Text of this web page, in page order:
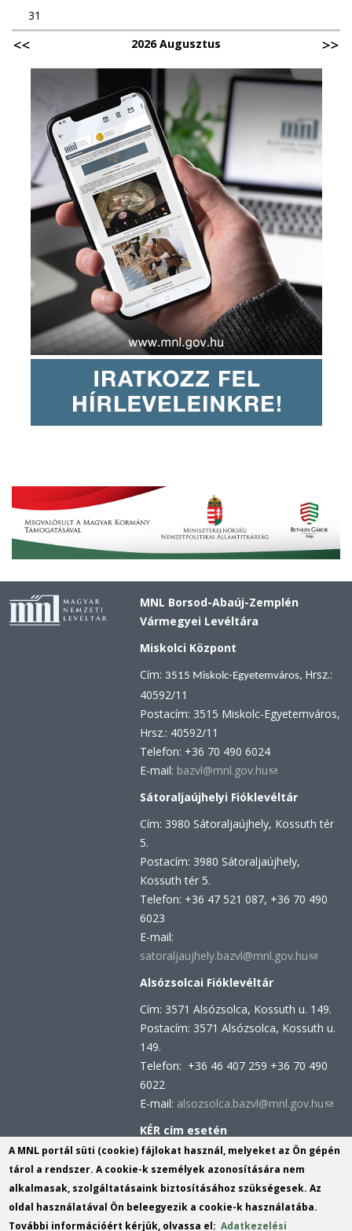
31
2026 Augusztus
MNL Borsod-Abaúj-Zemplén
Vármegyei Levéltára
Miskolci Központ
Cím: 3515 Miskolc-Egyetemváros, Hrsz.:
40592/11
Postacím: 3515 Miskolc-Egyetemváros,
Hrsz.: 40592/11
Telefon: +36 70 490 6024
E-mail: bazvl@mnl.gov.hu(link
sends
mail)
Sátoraljaújhelyi Fióklevéltár
Cím: 3980 Sátoraljaújhely, Kossuth tér
5.
Postacím: 3980 Sátoraljaújhely,
Kossuth tér 5.
Telefon: +36 47 521 087, +36 70 490
6023
E-mail:
satoraljaujhely.bazvl@mnl.gov.hu(link
mail)
Alsózsolcai Fióklevéltár
Cím: 3571 Alsózsolca, Kossuth u. 149.
Postacím: 3571 Alsózsolca, Kossuth u.
149.
Telefon: +36 46 407 259 +36 70 490
6022
E-mail: alsozsolca.bazvl@mnl.gov.hu(link
e-
KÉR cím esetén
KRID azonosító: 113809158
KÉR azonosító: MNL BAZML
Hivatali kapu cím:
A MNL portál süti (cookie) fájlokat használ, melyeket az Ön gépén
tárol a rendszer. A cookie-k személyek azonosítására nem
alkalmasak, szolgáltatásaink biztosításához szükségesek. Az
oldal használatával Ön beleegyezik a cookie-k használatába.
További információért kérjük, olvassa el:Adatkezelési